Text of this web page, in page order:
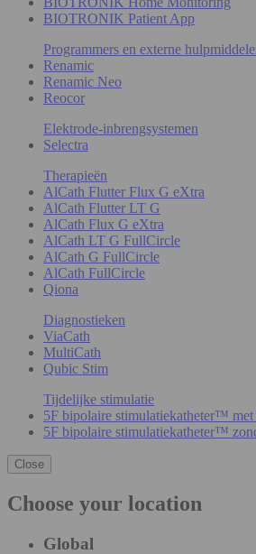
BIOTRONIK Patient App
Programmers en externe
Renamic
Renamic Neo
Reocor
Elektrode-inbrengsystemen
Selectra
Therapieën
AlCath Flutter Flux G eXtra
AlCath Flutter LT G
AlCath Flux G eXtra
AlCath LT G FullCircle
AlCath G FullCircle
AlCath FullCircle
Qiona
Diagnostieken
ViaCath
MultiCath
Qubic Stim
Tijdelijke stimulatie
5F bipolaire stimulatiekatheter™ met
5F bipolaire stimulatiekatheter™
Close
Choose your location
Global